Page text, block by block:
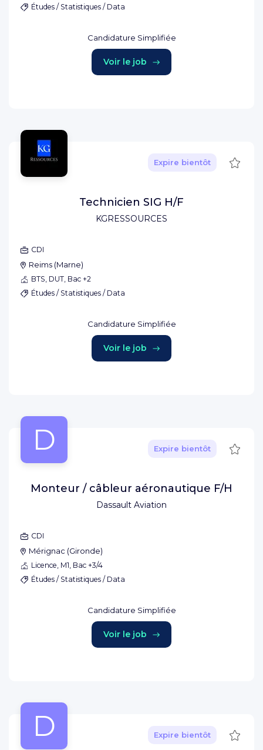
Études / Statistiques / Data
Candidature Simplifiée
Voir le job
KGRESSOURCES
Expire bientôt
Technicien SIG H/F
CDI
Reims (Marne)
BTS, DUT, Bac +2
Études / Statistiques / Data
Candidature Simplifiée
Voir le job
D
Dassault Aviation
Expire bientôt
Monteur / câbleur aéronautique F/H
CDI
Mérignac (Gironde)
Licence, M1, Bac +3/4
Études / Statistiques / Data
Candidature Simplifiée
Voir le job
D Expire bientôt